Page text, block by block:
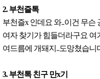
2. 부천즐톡
부천즐x 인데요 와..이건 무슨
여자 찾기가 힘들더라구요 여
여드름에 개돼지..도망쳤습니
3. 부천톡 친구 만x기